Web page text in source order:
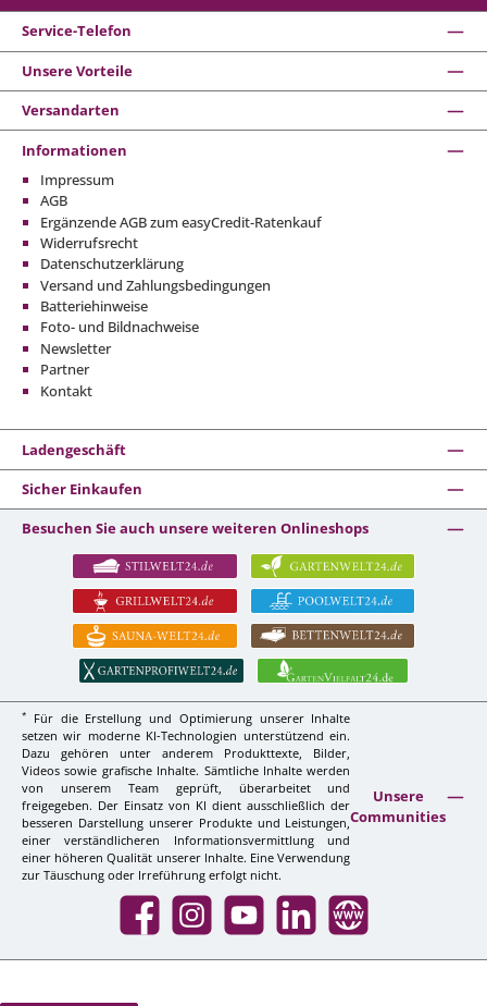
Service-Telefon
Unsere Vorteile
Versandarten
Informationen
Impressum
AGB
Ergänzende AGB zum easyCredit-Ratenkauf
Widerrufsrecht
Datenschutzerklärung
Versand und Zahlungsbedingungen
Batteriehinweise
Foto- und Bildnachweise
Newsletter
Partner
Kontakt
Ladengeschäft
Sicher Einkaufen
Besuchen Sie auch unsere weiteren Onlineshops
*
Für die Erstellung und Optimierung unserer Inhalte
setzen wir moderne KI-Technologien unterstützend ein.
Dazu gehören unter anderem Produkttexte, Bilder,
Videos sowie grafische Inhalte. Sämtliche Inhalte werden
von unserem Team geprüft, überarbeitet und
freigegeben. Der Einsatz von KI dient ausschließlich der
besseren Darstellung unserer Produkte und Leistungen,
einer verständlicheren Informationsvermittlung und
einer höheren Qualität unserer Inhalte. Eine Verwendung
zur Täuschung oder Irreführung erfolgt nicht.
Unsere
Communities
Facebook InstagramYouTube LinkedIn Website